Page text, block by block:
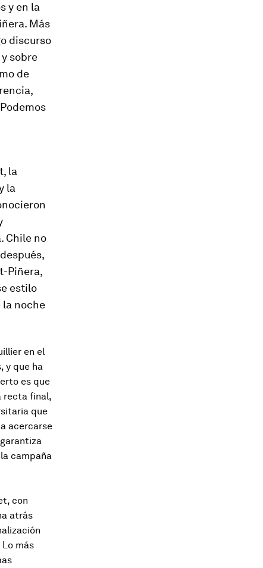
y en la
Más
discurso
sobre
de
la
la
Chile no
Piñera,
estilo
noche
en el
y que ha
es que
recta final,
que
acercarse
campaña
con
atrás
más